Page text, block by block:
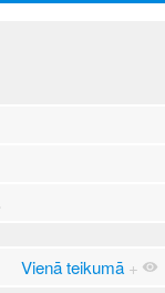
Vienā teikumā +